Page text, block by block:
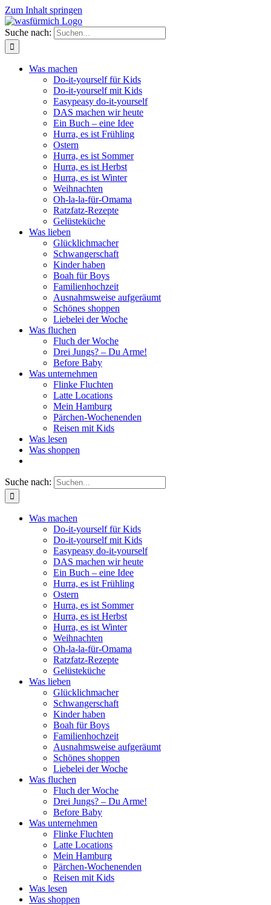
Zum Inhalt springen
Suche nach:
Was machen
Do-it-yourself für Kids
Do-it-yourself mit Kids
Easypeasy do-it-yourself
DAS machen wir heute
Ein Buch – eine Idee
Hurra, es ist Frühling
Ostern
Hurra, es ist Sommer
Hurra, es ist Herbst
Hurra, es ist Winter
Weihnachten
Oh-la-la-für-Omama
Ratzfatz-Rezepte
Gelüsteküche
Was lieben
Glücklichmacher
Schwangerschaft
Kinder haben
Boah für Boys
Familienhochzeit
Ausnahmsweise aufgeräumt
Schönes shoppen
Liebelei der Woche
Was fluchen
Fluch der Woche
Drei Jungs? – Du Arme!
Before Baby
Was unternehmen
Flinke Fluchten
Latte Locations
Mein Hamburg
Pärchen-Wochenenden
Reisen mit Kids
Was lesen
Was shoppen
Suche nach:
Was machen
Do-it-yourself für Kids
Do-it-yourself mit Kids
Easypeasy do-it-yourself
DAS machen wir heute
Ein Buch – eine Idee
Hurra, es ist Frühling
Ostern
Hurra, es ist Sommer
Hurra, es ist Herbst
Hurra, es ist Winter
Weihnachten
Oh-la-la-für-Omama
Ratzfatz-Rezepte
Gelüsteküche
Was lieben
Glücklichmacher
Schwangerschaft
Kinder haben
Boah für Boys
Familienhochzeit
Ausnahmsweise aufgeräumt
Schönes shoppen
Liebelei der Woche
Was fluchen
Fluch der Woche
Drei Jungs? – Du Arme!
Before Baby
Was unternehmen
Flinke Fluchten
Latte Locations
Mein Hamburg
Pärchen-Wochenenden
Reisen mit Kids
Was lesen
Was shoppen